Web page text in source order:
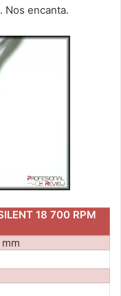
Nos encanta.
18 700 RPM